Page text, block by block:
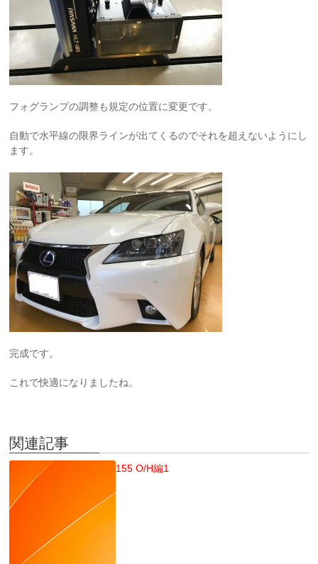
フォグランプの調整も規定の位置に変更です。
自動で水平線の限界ラインが出てくるのでそれを超えないようにし
ます。
完成です。
これで快適になりましたね。
関連記事
155 O/H編1